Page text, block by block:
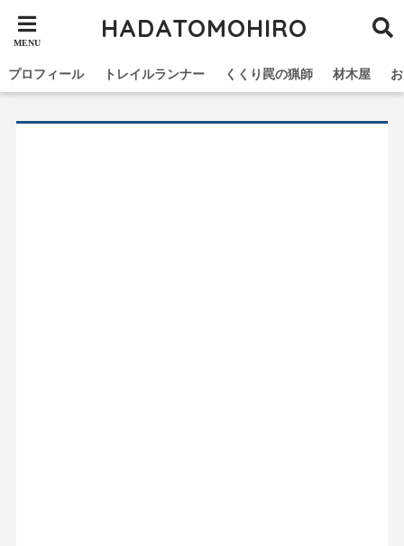
HADATOMOHIRO
プロフィール トレイルランナー くくり罠の猟師 材木屋